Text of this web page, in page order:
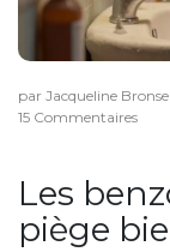
par Jacqueline
15 Commentaires
Les
piège